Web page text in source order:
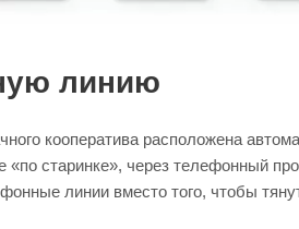
линию
кооператива расположена
«по старинке», через телефонный
линии вместо того, чтобы